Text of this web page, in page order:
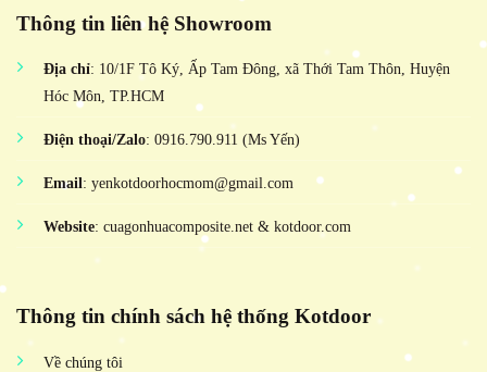
Thông tin liên hệ Showroom
Địa chỉ: 10/1F Tô Ký, Ấp Tam Đông, xã Thới Tam Thôn, Huyện
Hóc Môn, TP.HCM
Điện thoại/Zalo: 0916.790.911 (Ms Yến)
Email: yenkotdoorhocmom@gmail.com
Website: cuagonhuacomposite.net & kotdoor.com
Thông tin chính sách hệ thống Kotdoor
Về chúng tôi